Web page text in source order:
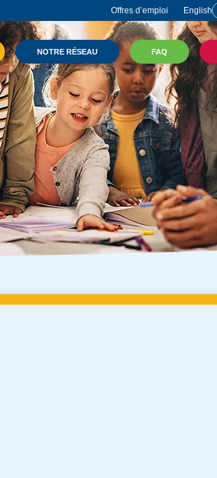
Offres d’emploi English
NOTRE RÉSEAU FAQ